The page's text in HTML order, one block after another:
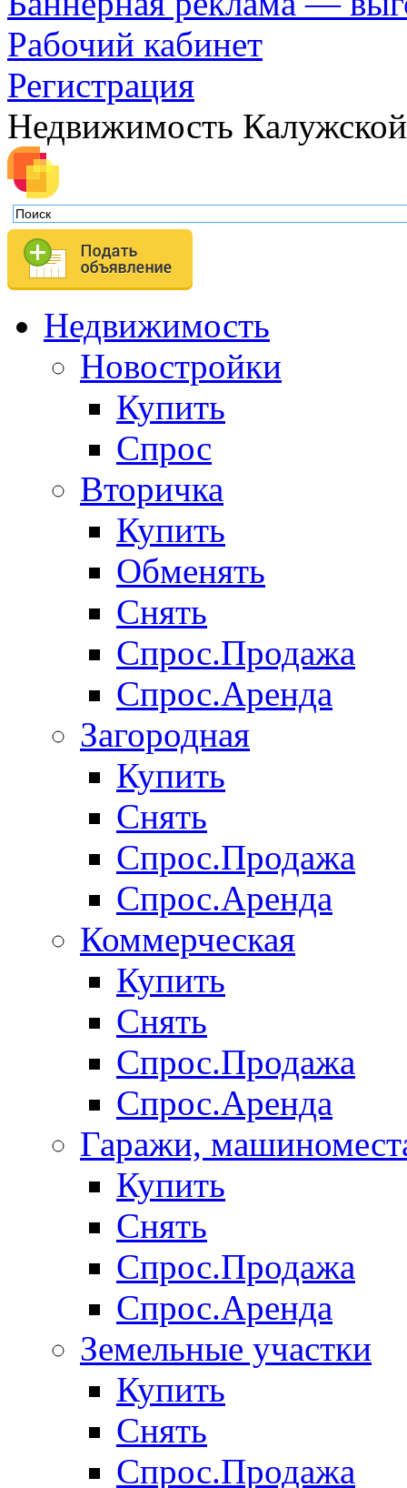
Рабочий кабинет
Регистрация
Недвижимость
Недвижимость
Новостройки
Купить
Спрос
Вторичка
Купить
Обменять
Снять
Спрос.Продажа
Спрос.Аренда
Загородная
Купить
Снять
Спрос.Продажа
Спрос.Аренда
Коммерческая
Купить
Снять
Спрос.Продажа
Спрос.Аренда
Гаражи,
Купить
Снять
Спрос.Продажа
Спрос.Аренда
Земельные участки
Купить
Снять
Спрос.Продажа